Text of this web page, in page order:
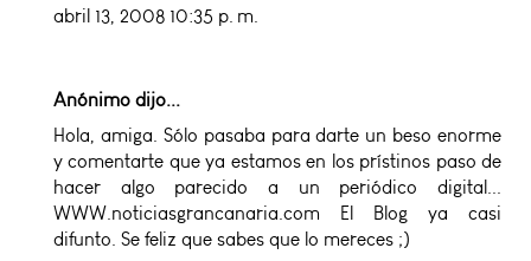
abril 13, 2008 10:35 p. m.
Anónimo dijo...
Hola, amiga. Sólo pasaba para darte un beso enorme
y comentarte que ya estamos en los prístinos paso de
hacer algo parecido a un periódico digital...
WWW.noticiasgrancanaria.com El Blog ya casi
difunto. Se feliz que sabes que lo mereces ;)